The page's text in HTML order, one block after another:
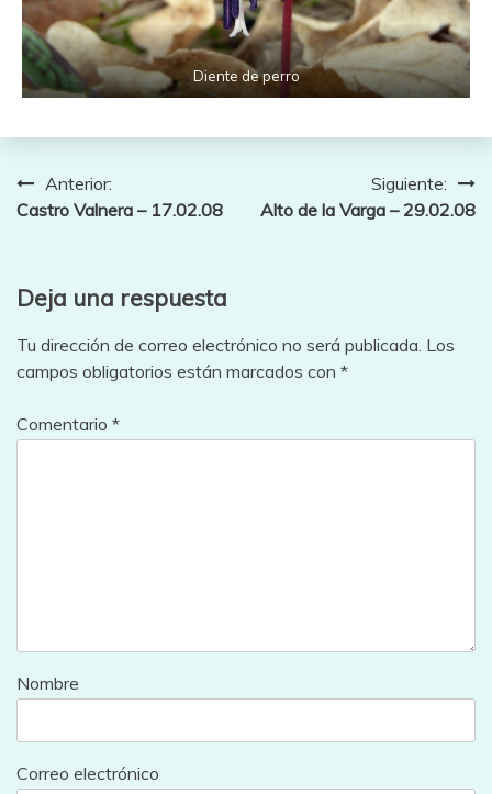
Diente de perro
Navegación
Anterior:
Castro Valnera – 17.02.08
Siguiente:
Alto de la Varga – 29.02.08
Deja una respuesta
Tu dirección de correo electrónico no será publicada. Los
campos obligatorios están marcados con *
Comentario *
Nombre
Correo electrónico